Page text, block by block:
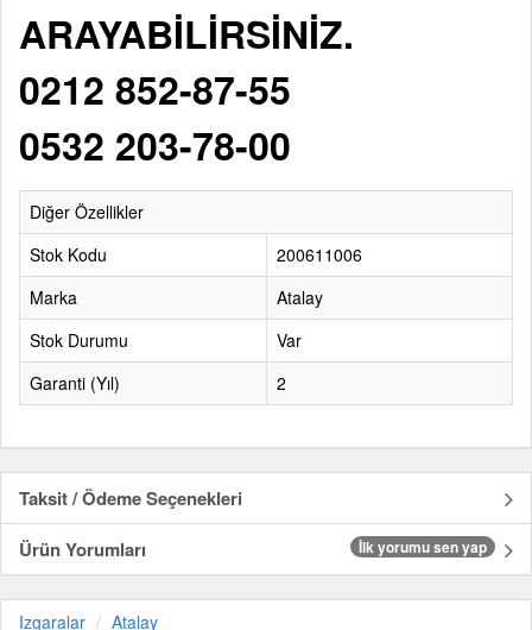
ARAYABİLİRSİNİZ.
0212 852-87-55
0532 203-78-00
Diğer Özellikler
Stok Kodu
200611006
Marka
Atalay
Stok Durumu
Var
Garanti (Yıl)
2
Taksit / Ödeme Seçenekleri
Ürün Yorumları
İlk yorumu sen yap
Izgaralar Atalay